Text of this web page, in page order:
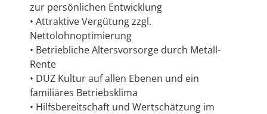
zur persönlichen Entwicklung
• Attraktive Vergütung zzgl.
Nettolohnoptimierung
• Betriebliche Altersvorsorge durch Metall-
Rente
• DUZ Kultur auf allen Ebenen und ein
familiäres Betriebsklima
• Hilfsbereitschaft und Wertschätzung im